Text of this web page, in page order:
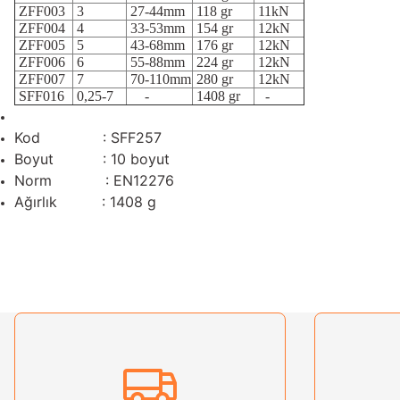
ZFF003
3 27-44mm 118 gr
11kN
ZFF004
4 33-53mm 154 gr
12kN
ZFF005
5 43-68mm 176 gr
12kN
ZFF006
6 55-88mm 224 gr
12kN
ZFF007
7 70-110mm 280 gr
12kN
SFF016
0,25-7 - 1408 gr -
Kod : SFF257
Boyut : 10 boyut
Norm : EN12276
Ağırlık : 1408 g
Ürün bilgilerinde hatalar bulunuyor.